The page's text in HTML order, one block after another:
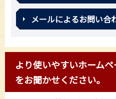
メールによるお問い合
より使いやすいホーム
をお聞かせください。